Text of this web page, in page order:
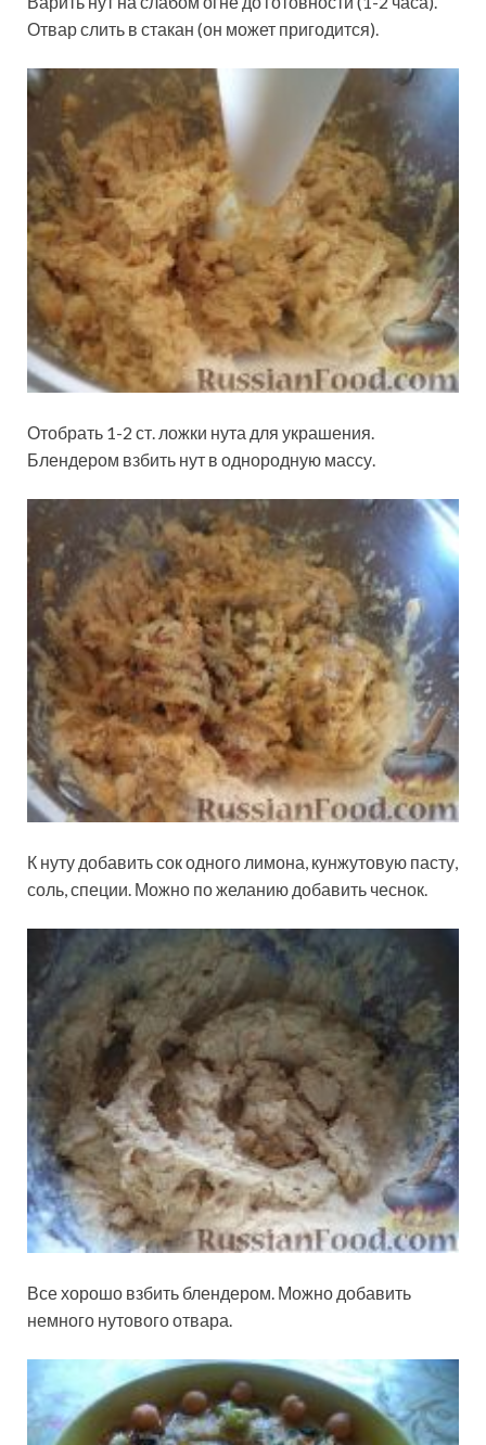
Отвар слить в стакан (он может пригодится).
Отобрать 1-2 ст. ложки нута для украшения.
Блендером взбить нут в однородную массу.
К нуту добавить сок одного лимона, кунжутовую пасту,
соль, специи. Можно по желанию добавить чеснок.
Все хорошо взбить блендером. Можно добавить
немного нутового отвара.